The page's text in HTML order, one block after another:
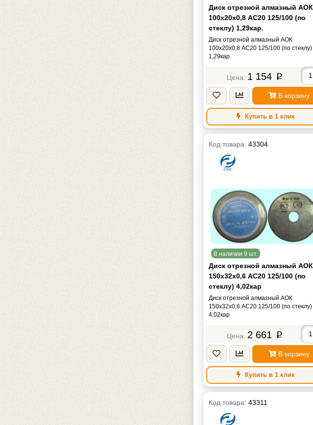
Диск отрезной алмазный АОК
100х20х0,8 АС20 125/100 (по
стеклу) 1,29кар.
Диск отрезной алмазный АОК
100х20х0,8 АС20 125/100 (по стеклу)
1,29кар.
1 154 p
В корзину
Купить в 1 клик
Код товара: 43304
В наличии 9 шт.
Диск отрезной алмазный АОК
150х32х0,6 АС20 125/100 (по
стеклу) 4,02кар
Диск отрезной алмазный АОК
150х32х0,6 АС20 125/100 (по стеклу)
4,02кар
2 661 p
В корзину
Купить в 1 клик
Код товара: 43311